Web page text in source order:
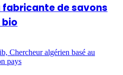
fabricante de savons